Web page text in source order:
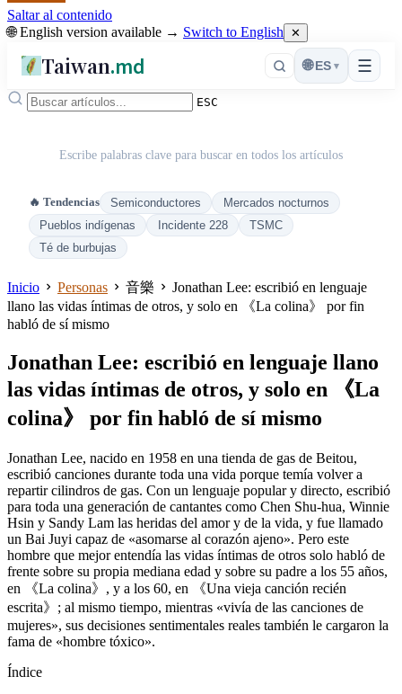
Saltar al contenido
🌐 English version available → Switch to English ✕
Taiwan.md ☰
🌐 ES ▾
ESC
Escribe palabras clave para buscar en todos los artículos
🔥 Tendencias Semiconductores
Mercados nocturnos
Pueblos indígenas
Incidente 228
TSMC
Té de burbujas
Inicio Personas 音樂
Jonathan Lee: escribió en lenguaje
llano las vidas íntimas de otros, y solo en 《La colina》 por fin
habló de sí mismo
Jonathan Lee: escribió en lenguaje llano
las vidas íntimas de otros, y solo en 《La
colina》 por fin habló de sí mismo
Jonathan Lee, nacido en 1958 en una tienda de gas de Beitou,
escribió canciones durante toda una vida porque temía volver a
repartir cilindros de gas. Con un lenguaje popular y directo, escribió
para toda una generación de cantantes como Chen Shu-hua, Winnie
Hsin y Sandy Lam las heridas del amor y de la vida, y fue llamado
un Bai Juyi capaz de «asomarse al corazón ajeno». Pero este
hombre que mejor entendía las vidas íntimas de otros solo habló de
frente sobre su propia mediana edad y sobre su padre a los 55 años,
en 《La colina》, y a los 60, en 《Una vieja canción recién
escrita》; al mismo tiempo, mientras «vivía de las canciones de
mujeres», sus decisiones sentimentales reales también le cargaron la
fama de «hombre tóxico».
Índice